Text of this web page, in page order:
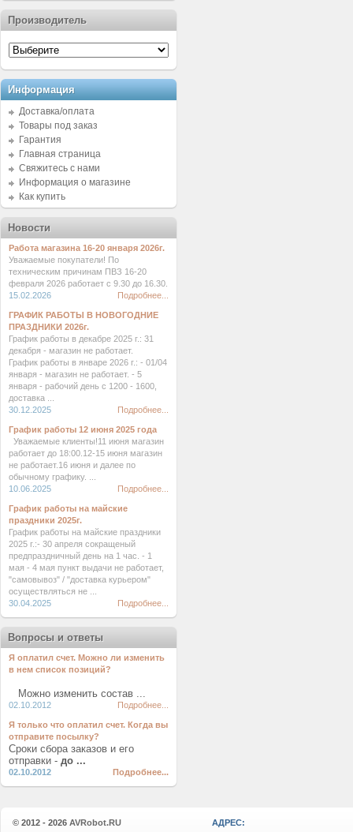
Производитель
Информация
Доставка/оплата
Товары под заказ
Гарантия
Главная страница
Свяжитесь с нами
Информация о магазине
Как купить
Новости
Работа магазина 16-20 января 2026г.
Уважаемые покупатели! По
техническим причинам ПВЗ 16-20
февраля 2026 работает с 9.30 до 16.30.
15.02.2026
Подробнее...
ГРАФИК РАБОТЫ В НОВОГОДНИЕ
ПРАЗДНИКИ 2026г.
График работы в декабре 2025 г.: 31
декабря - магазин не работает.
График работы в январе 2026 г.: - 01/04
января - магазин не работает. - 5
января - рабочий день с 1200 - 1600,
доставка ...
30.12.2025
Подробнее...
График работы 12 июня 2025 года
Уважаемые клиенты!11 июня магазин
работает до 18:00.12-15 июня магазин
не работает.16 июня и далее по
обычному графику. ...
10.06.2025
Подробнее...
График работы на майские
праздники 2025г.
График работы на майские праздники
2025 г.:- 30 апреля сокращеный
предпраздничный день на 1 час. - 1
мая - 4 мая пункт выдачи не работает,
"самовывоз" / "доставка курьером"
осуществляться не ...
30.04.2025
Подробнее...
Вопросы и ответы
Я оплатил счет. Можно ли изменить
в нем список позиций?
Можно изменить состав ...
02.10.2012 Подробнее...
Я только что оплатил счет. Когда вы
отправите посылку?
Сроки сбора заказов и его
отправки - до ...
02.10.2012 Подробнее...
© 2012 - 2026 AVRobot.RU
АДРЕС: